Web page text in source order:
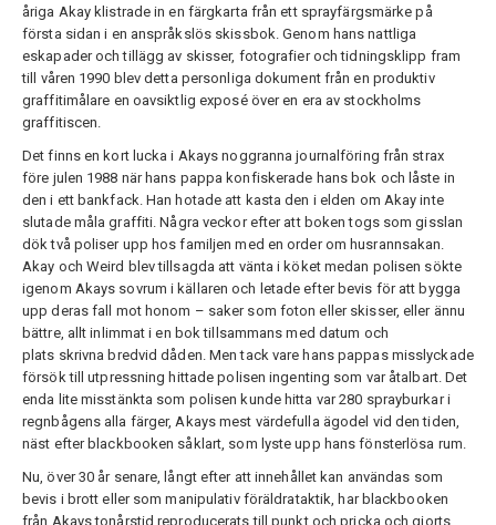
åriga Akay klistrade in en färgkarta från ett sprayfärgsmärke på
första sidan i en anspråkslös skissbok. Genom hans nattliga
eskapader och tillägg av skisser, fotografier och tidningsklipp fram
till våren 1990 blev detta personliga dokument från en produktiv
graffitimålare en oavsiktlig exposé över en era av stockholms
graffitiscen.
Det finns en kort lucka i Akays noggranna journalföring från strax
före julen 1988 när hans pappa konfiskerade hans bok och låste in
den i ett bankfack. Han hotade att kasta den i elden om Akay inte
slutade måla graffiti. Några veckor efter att boken togs som gisslan
dök två poliser upp hos familjen med en order om husrannsakan.
Akay och Weird blev tillsagda att vänta i köket medan polisen sökte
igenom Akays sovrum i källaren och letade efter bevis för att bygga
upp deras fall mot honom – saker som foton eller skisser, eller ännu
bättre, allt inlimmat i en bok tillsammans med datum och
plats skrivna bredvid dåden. Men tack vare hans pappas misslyckade
försök till utpressning hittade polisen ingenting som var åtalbart. Det
enda lite misstänkta som polisen kunde hitta var 280 sprayburkar i
regnbågens alla färger, Akays mest värdefulla ägodel vid den tiden,
näst efter blackbooken såklart, som lyste upp hans fönsterlösa rum.
Nu, över 30 år senare, långt efter att innehållet kan användas som
bevis i brott eller som manipulativ föräldrataktik, har blackbooken
från Akays tonårstid reproducerats till punkt och pricka och gjorts